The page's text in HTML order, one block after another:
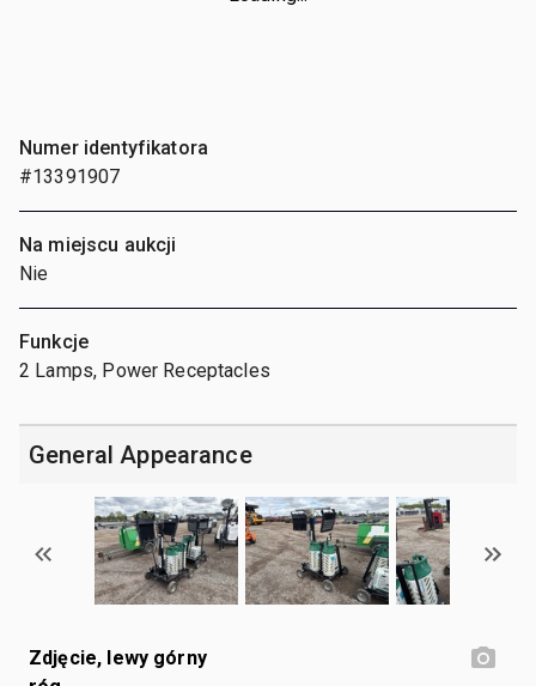
Numer identyfikatora
#13391907
Na miejscu aukcji
Nie
Funkcje
2 Lamps, Power Receptacles
General Appearance
Zdjęcie, lewy górny